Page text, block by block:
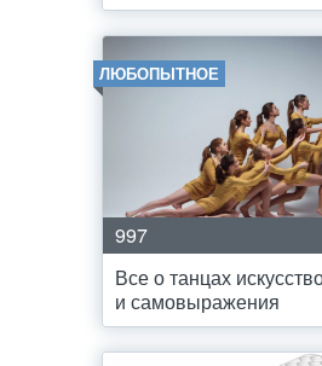
ЛЮБОПЫТНОЕ
997
Все о танцах
и самовыражения